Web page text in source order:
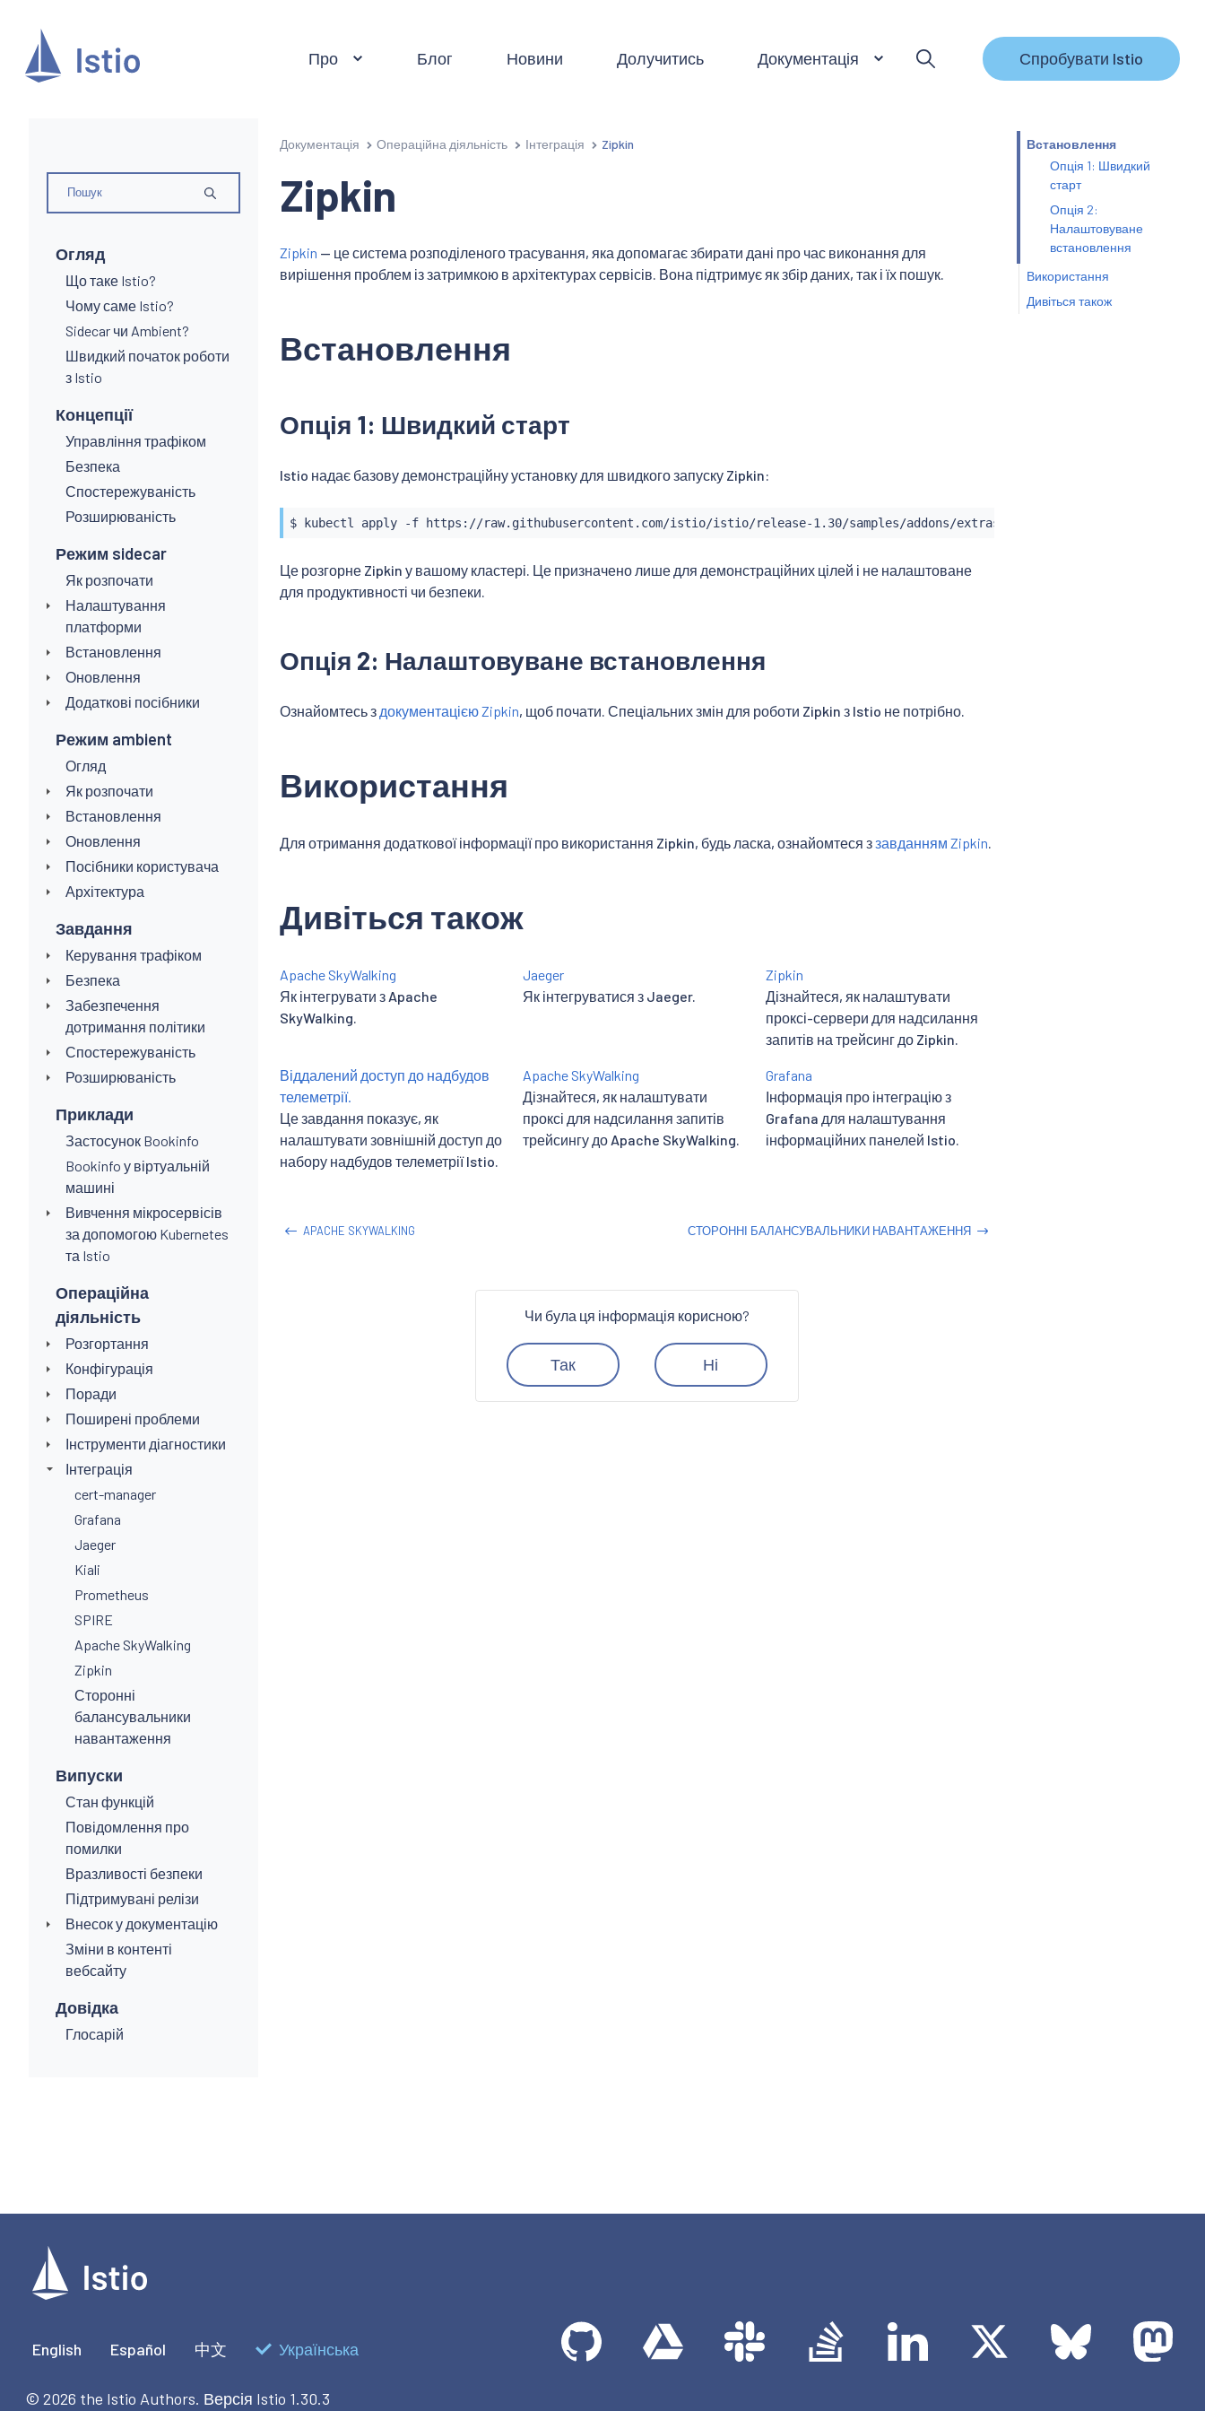
Про Блог Новини Долучитись Документація Спробувати Istio
Огляд
Що таке Istio?
Чому саме Istio?
Sidecar чи Ambient?
Швидкий початок роботи
з Istio
Концепції
Управління трафіком
Безпека
Спостережуваність
Розширюваність
Режим sidecar
Як розпочати
Налаштування
платформи
Встановлення
Оновлення
Додаткові посібники
Режим ambient
Огляд
Як розпочати
Встановлення
Оновлення
Посібники користувача
Архітектура
Завдання
Керування трафіком
Безпека
Забезпечення
дотримання політики
Спостережуваність
Розширюваність
Приклади
Застосунок Bookinfo
Bookinfo у віртуальній
машині
Вивчення мікросервісів
за допомогою Kubernetes
та Istio
Операційна
діяльність
Розгортання
Конфігурація
Поради
Поширені проблеми
Інструменти діагностики
Інтеграція
cert-manager
Grafana
Jaeger
Kiali
Prometheus
SPIRE
Apache SkyWalking
Zipkin
Сторонні
балансувальники
навантаження
Випуски
Стан функцій
Повідомлення про
помилки
Вразливості безпеки
Підтримувані релізи
Внесок у документацію
Зміни в контенті
вебсайту
Довідка
Глосарій
Документація Операційна діяльність Інтеграція Zipkin
Zipkin
Zipkin — це система розподіленого трасування, яка допомагає збирати дані про час виконання для
вирішення проблем із затримкою в архітектурах сервісів. Вона підтримує як збір даних, так і їх пошук.
Встановлення
Опція 1: Швидкий старт
Istio надає базову демонстраційну установку для швидкого запуску Zipkin:
$ kubectl
Це розгорне Zipkin у вашому кластері. Це призначено лише для демонстраційних цілей і не налаштоване
для продуктивності чи безпеки.
Опція 2: Налаштовуване встановлення
Ознайомтесь з документацією Zipkin, щоб почати. Спеціальних змін для роботи Zipkin з Istio не потрібно.
Використання
Для отримання додаткової інформації про використання Zipkin, будь ласка, ознайомтеся ззавданням Zipkin
Дивіться також
Apache SkyWalking
Як інтегрувати з Apache
SkyWalking.
Jaeger
Як інтегруватися з Jaeger.
Zipkin
Дізнайтеся, як налаштувати
проксі-сервери для надсилання
запитів на трейсинг до Zipkin.
Віддалений доступ до надбудов
телеметрії.
Це завдання показує, як
налаштувати зовнішній доступ до
набору надбудов телеметрії Istio.
Apache SkyWalking
Дізнайтеся, як налаштувати
проксі для надсилання запитів
трейсингу до Apache SkyWalking.
Grafana
Інформація про інтеграцію з
Grafana для налаштування
інформаційних панелей Istio.
APACHE SKYWALKING СТОРОННІ БАЛАНСУВАЛЬНИКИ НАВАНТАЖЕННЯ
Чи була ця інформація корисною?
Так Ні
Встановлення
Опція 1: Швидкий
старт
Опція 2:
Налаштовуване
встановлення
Використання
Дивіться також
English Español 中文 Українська
© 2026 the Istio Authors. Версія Istio 1.30.3